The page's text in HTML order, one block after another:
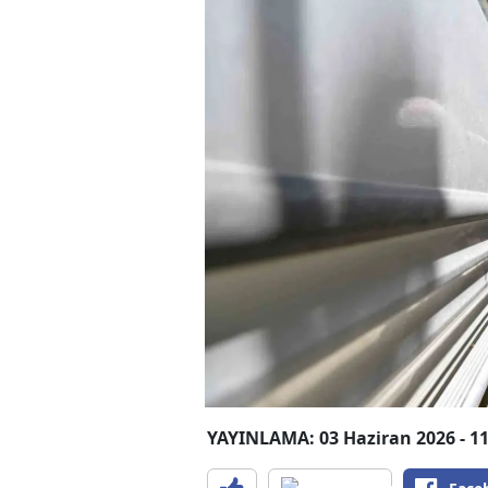
YAYINLAMA: 03 Haziran 2026 -